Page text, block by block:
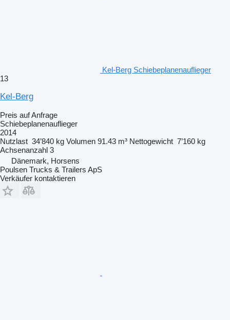
Kel-Berg Schiebeplanenauflieger
13
Kel-Berg
Preis auf Anfrage
Schiebeplanenauflieger
2014
Nutzlast 34’840 kg Volumen 91.43 m³ Nettogewicht 7’160 kg
Achsenanzahl 3
Dänemark, Horsens
Poulsen Trucks & Trailers ApS
Verkäufer kontaktieren